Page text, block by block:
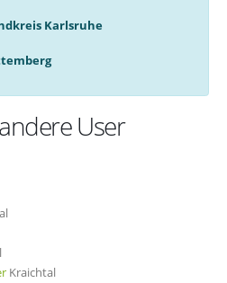
Karlsruhe
User
Kraichtal